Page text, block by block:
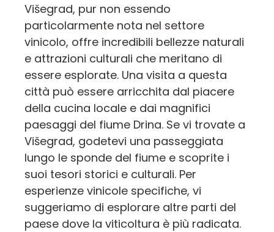
Višegrad, pur non essendo
particolarmente nota nel settore
vinicolo, offre incredibili bellezze naturali
e attrazioni culturali che meritano di
essere esplorate. Una visita a questa
città può essere arricchita dal piacere
della cucina locale e dai magnifici
paesaggi del fiume Drina. Se vi trovate a
Višegrad, godetevi una passeggiata
lungo le sponde del fiume e scoprite i
suoi tesori storici e culturali. Per
esperienze vinicole specifiche, vi
suggeriamo di esplorare altre parti del
paese dove la viticoltura è più radicata.